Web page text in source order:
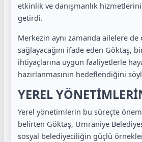
etkinlik ve danışmanlık
getirdi.
Merkezin aynı zamanda ailelere de
sağlayacağını ifade eden Göktaş,
ihtiyaçlarına uygun faaliyetlerle
hazırlanmasının hedeflendiğini
YEREL
Yerel yönetimlerin bu süreçte
belirten Göktaş, Ümraniye
sosyal belediyeciliğin güçlü